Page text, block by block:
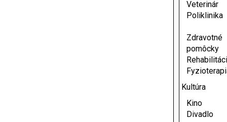
Veterinár
Poliklinika
Zdravotné
pomôcky
Kultúra
Kino
Divadlo